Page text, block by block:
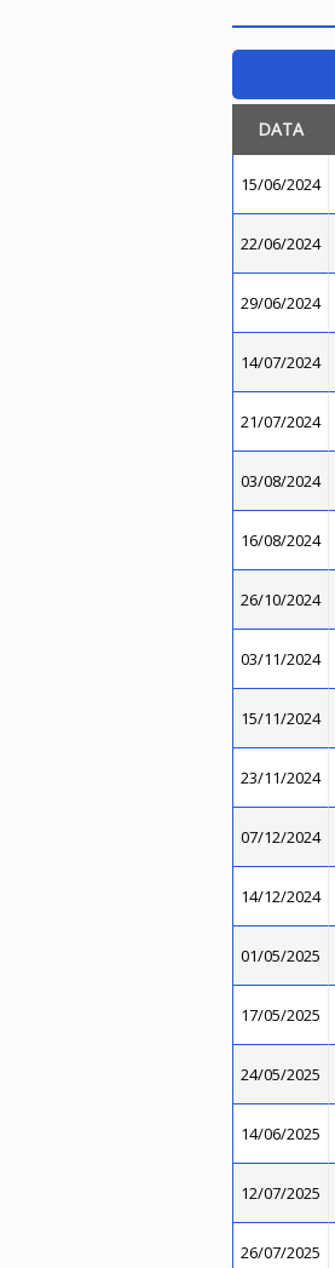
DATA
15/06/2024
22/06/2024
29/06/2024
14/07/2024
21/07/2024
03/08/2024
16/08/2024
26/10/2024
03/11/2024
15/11/2024
23/11/2024
07/12/2024
14/12/2024
01/05/2025
17/05/2025
24/05/2025
14/06/2025
12/07/2025
26/07/2025